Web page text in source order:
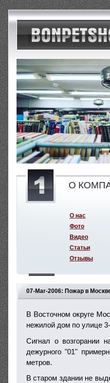
07-Mar-2006: Пожар в
В Восточном округе
нежилой дом по улице
Сигнал о возгорании
дежурного "01"
метров.
В старом здании не
О
О нас
Фото
Видео
Статьи
Отзывы